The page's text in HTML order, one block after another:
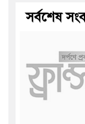
সর্বশেষ